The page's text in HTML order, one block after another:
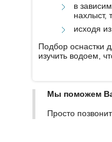
в
нахлыст,
исходя
Подбор оснастки
изучить водоем,
Мы поможем
Просто